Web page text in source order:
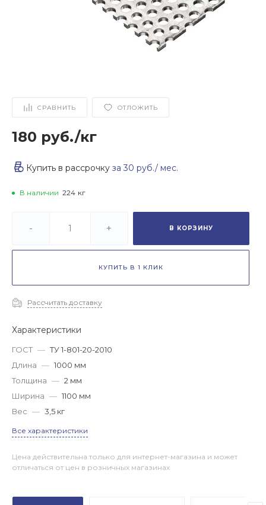
СРАВНИТЬ ОТЛОЖИТЬ
180 руб./кг
Купить в рассрочку за 30 руб./ мес.
В наличии 224 кг
- + В КОРЗИНУ
КУПИТЬ В 1 КЛИК
Рассчитать доставку
Характеристики
ГОСТ — ТУ 1-801-20-2010
Длина — 1000 мм
Толщина — 2 мм
Ширина — 1100 мм
Вес — 3,5 кг
Все характеристики
Цена действительна только для интернет-магазина и может
отличаться от цен в розничных магазинах